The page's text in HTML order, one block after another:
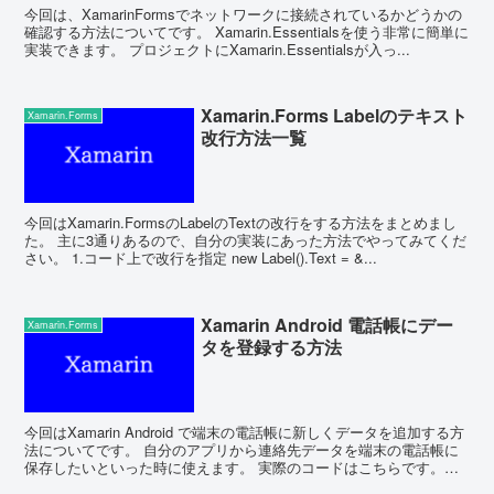
今回は、XamarinFormsでネットワークに接続されているかどうかの
確認する方法についてです。 Xamarin.Essentialsを使う非常に簡単に
実装できます。 プロジェクトにXamarin.Essentialsが入っ...
Xamarin.Forms
Xamarin.Forms Labelのテキスト
改行方法一覧
今回はXamarin.FormsのLabelのTextの改行をする方法をまとめまし
た。 主に3通りあるので、自分の実装にあった方法でやってみてくだ
さい。 1.コード上で改行を指定 new Label().Text = &...
Xamarin.Forms
Xamarin Android 電話帳にデー
タを登録する方法
今回はXamarin Android で端末の電話帳に新しくデータを追加する方
法についてです。 自分のアプリから連絡先データを端末の電話帳に
保存したいといった時に使えます。 実際のコードはこちらです。